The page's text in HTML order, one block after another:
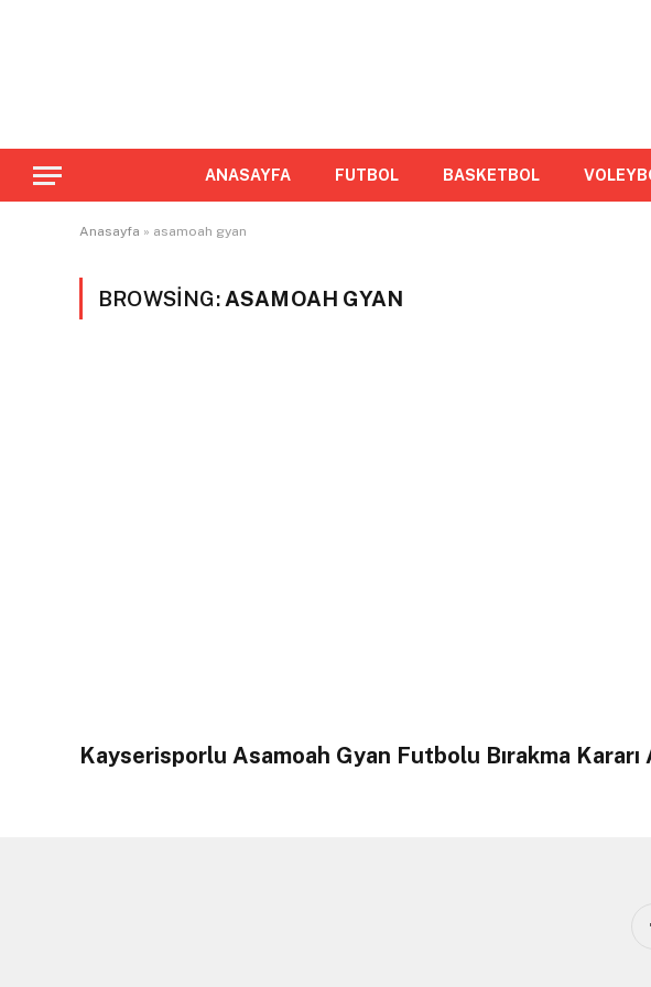
ANASAYFA FUTBOL BASKETBOL
Anasayfa » asamoah gyan
BROWSING: ASAMOAH GYAN
Kayserisporlu Asamoah Gyan Futbolu Bırakma Kararı